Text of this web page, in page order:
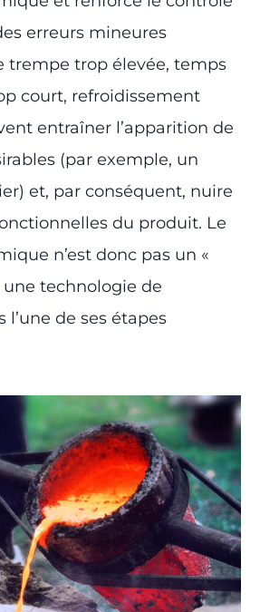
erreurs mineures
trempe trop élevée, temps
court, refroidissement
entraîner l’apparition de
(par exemple, un
et, par conséquent, nuire
du produit. Le
n’est donc pas un «
technologie de
de ses étapes